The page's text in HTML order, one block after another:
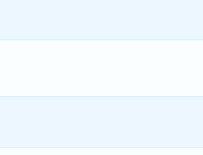
viiest (keskmiselt)